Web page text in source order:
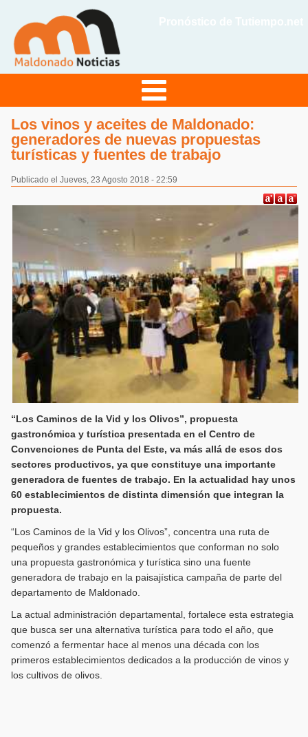
Los vinos y aceites de Maldonado:
generadores de nuevas propuestas
turísticas y fuentes de trabajo
Publicado el Jueves, 23 Agosto 2018 - 22:59
“Los Caminos de la Vid y los Olivos”, propuesta
gastronómica y turística presentada en el Centro de
Convenciones de Punta del Este, va más allá de esos dos
sectores productivos, ya que constituye una importante
generadora de fuentes de trabajo. En la actualidad hay unos
60 establecimientos de distinta dimensión que integran la
propuesta.
“Los Caminos de la Vid y los Olivos”, concentra una ruta de
pequeños y grandes establecimientos que conforman no solo
una propuesta gastronómica y turística sino una fuente
generadora de trabajo en la paisajística campaña de parte del
departamento de Maldonado.
La actual administración departamental, fortalece esta estrategia
que busca ser una alternativa turística para todo el año, que
comenzó a fermentar hace al menos una década con los
primeros establecimientos dedicados a la producción de vinos y
los cultivos de olivos.